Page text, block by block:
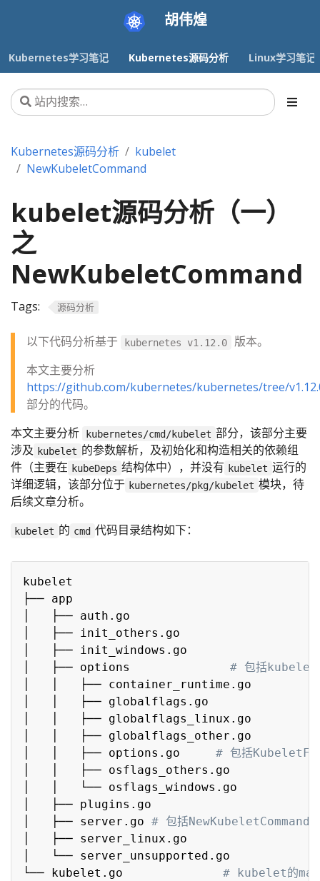
胡伟煌
Kubernetes学习笔记 Kubernetes源码分析 Linux学习笔记
Kubernetes源码分析
kubelet
NewKubeletCommand
kubelet源码分析（一）
之
NewKubeletCommand
Tags: 源码分析
以下代码分析基于 kubernetes v1.12.0
版本。
本文主要分析
https://github.com/kubernetes/kubernetes/tree/
部分的代码。
本文主要分析
kubernetes/cmd/kubelet 部分，该部分主要
涉及 kubelet 的参数解析，及初始化和构造相关的依赖组
件（主要在 kubeDeps 结构体中），并没有 kubelet 运行的
详细逻辑，该部分位于 kubernetes/pkg/kubelet 模块，待
后续文章分析。
kubelet 的 cmd 代码目录结构如下：
kubelet
├── app
│   ├── auth.go
│   ├── init_others.go
│   ├── init_windows.go
│   ├── options # 包括kubelet
│   │   ├── container_runtime.go
│   │   ├── globalflags.go
│   │   ├── globalflags_linux.go
│   │   ├── globalflags_other.go
│   │   ├── options.go # 包括
│   │   ├── osflags_others.go
│   │   └── osflags_windows.go
│   ├── plugins.go
│   ├── server.go # 包括
│   ├── server_linux.go
│   └── server_unsupported.go
└── kubelet.go # kubelet的